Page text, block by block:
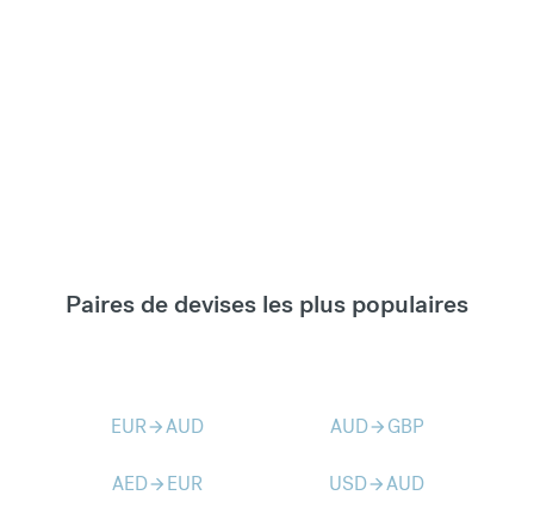
Paires de devises les plus populaires
EURarrow_forwardAUD AUDarrow_forward GBP
AEDarrow_forward EUR USDarrow_forwardAUD